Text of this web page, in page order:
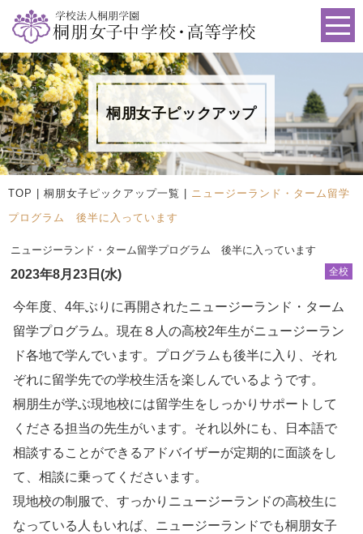
桐朋女子ピックアップ
TOP | 桐朋女子ピックアップ一覧 | ニュージーランド・ターム留学
プログラム 後半に入っています
ニュージーランド・ターム留学プログラム 後半に入っています
2023年8月23日(水) 全校
今年度、4年ぶりに再開されたニュージーランド・ターム
留学プログラム。現在８人の高校2年生がニュージーラン
ド各地で学んでいます。プログラムも後半に入り、それ
ぞれに留学先での学校生活を楽しんでいるようです。
桐朋生が学ぶ現地校には留学生をしっかりサポートして
くださる担当の先生がいます。それ以外にも、日本語で
相談することができるアドバイザーが定期的に面談をし
て、相談に乗ってくださいます。
現地校の制服で、すっかりニュージーランドの高校生に
なっている人もいれば、ニュージーランドでも桐朋女子